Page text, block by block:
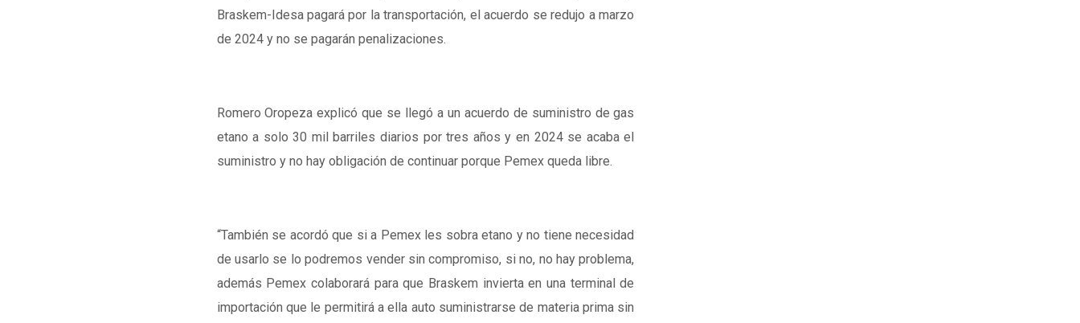
Braskem-Idesa pagará por la transportación, el acuerdo se redujo a marzo
de 2024 y no se pagarán penalizaciones.
Romero Oropeza explicó que se llegó a un acuerdo de suministro de gas
etano a solo 30 mil barriles diarios por tres años y en 2024 se acaba el
suministro y no hay obligación de continuar porque Pemex queda libre.
“También se acordó que si a Pemex les sobra etano y no tiene necesidad
de usarlo se lo podremos vender sin compromiso, si no, no hay problema,
además Pemex colaborará para que Braskem invierta en una terminal de
importación que le permitirá a ella auto suministrarse de materia prima sin